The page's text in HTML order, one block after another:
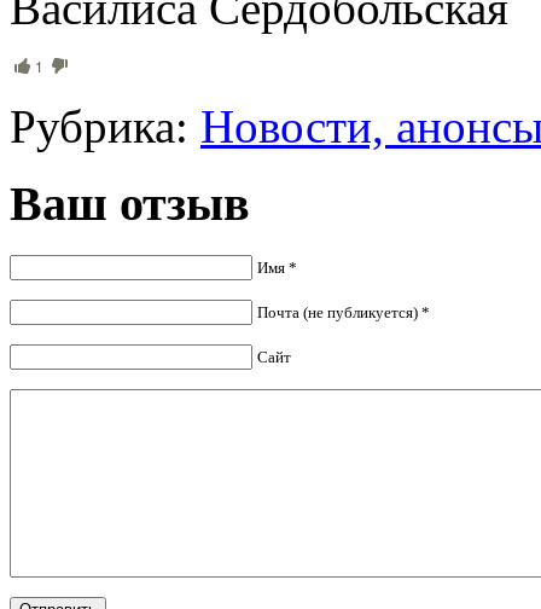
1
Рубрика: Новости,
Ваш отзыв
Имя *
Почта (не публикуется) *
Сайт